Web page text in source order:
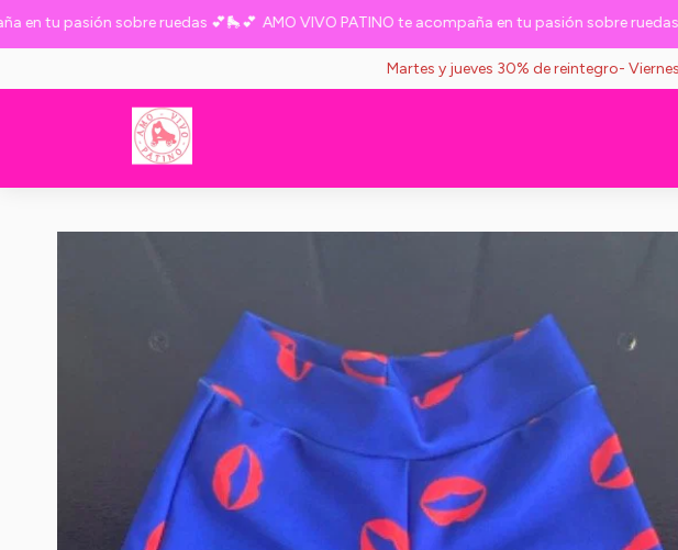
tu pasión sobre ruedas 💕🛼💕 AMO VIVO PATINO te acompaña en tu pasión sobre ruedas
Martes y jueves 30% de reintegro-